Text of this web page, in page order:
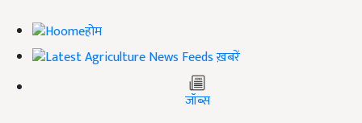
होम
ख़बरें
जॉब्स